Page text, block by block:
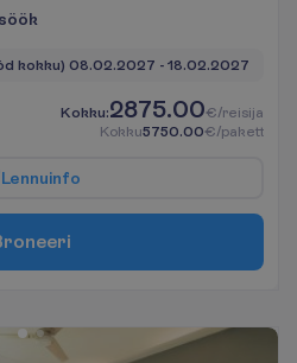
kokku) 08.02.2027 - 18.02.2027
Kokku:2875.00€/reisija
Kokku5750.00€/pakett
Lennuinfo
roneeri